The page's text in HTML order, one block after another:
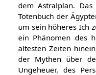
dem Astralplan.
Totenbuch der
um sein höheres Ich
ein Phänomen des
ältesten Zeiten
der Mythen über
Ungeheuer, des